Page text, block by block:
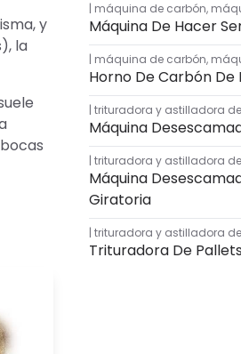
y
la
máquina de carbón,
Máquina De Hacer
máquina de carbón,
Horno De Carbón De
trituradora y astilladora
Máquina
trituradora y astilladora
Máquina
Giratoria
trituradora y astilladora
Trituradora De